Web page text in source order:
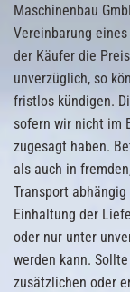
Maschinenbau
Vereinbarung
der Käufer die
unverzüglich, so
fristlos kündigen.
sofern wir nicht im
zugesagt haben.
als auch in
Transport
Einhaltung der
oder nur unter
werden kann.
zusätzlichen oder